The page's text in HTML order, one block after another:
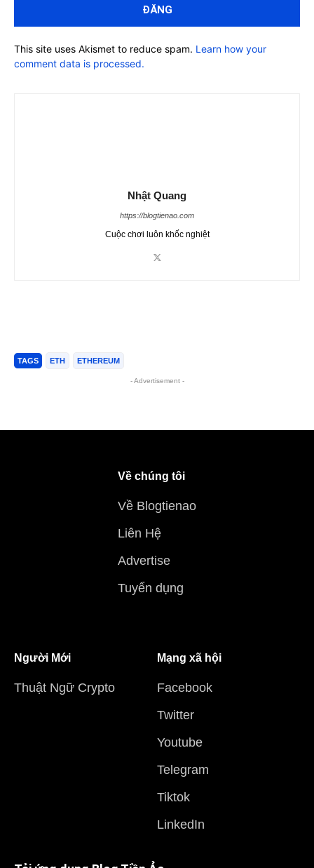
This site uses Akismet to reduce spam. Learn how your
comment data is processed.
Nhật Quang
https://blogtienao.com
Cuộc chơi luôn khốc nghiệt
TAGS ETH ETHEREUM
- Advertisement -
Về chúng tôi
Về Blogtienao
Liên Hệ
Advertise
Tuyển dụng
Người Mới
Thuật Ngữ Crypto
Mạng xã hội
Facebook
Twitter
Youtube
Telegram
Tiktok
LinkedIn